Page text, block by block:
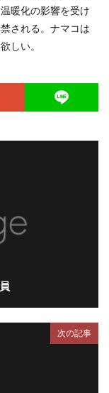
暖化の影響を受け
される。ナマコは
しい。
次の記事